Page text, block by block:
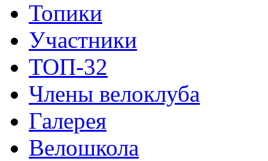
Топики
Участники
ТОП-32
Члены велоклуба
Галерея
Велошкола